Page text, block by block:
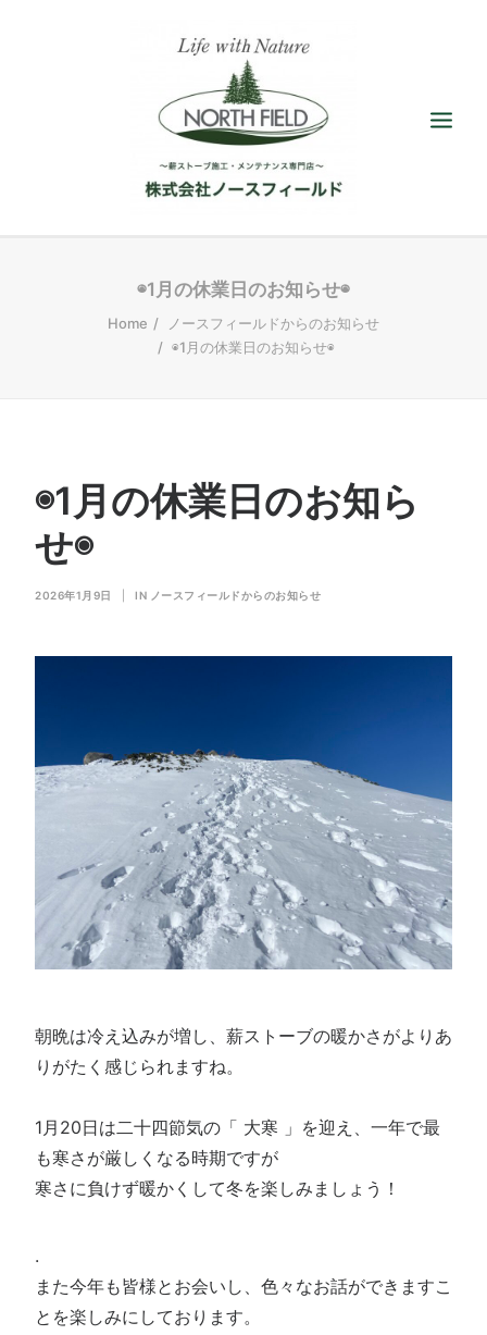
取扱い薪ストーブ
会社概要
お問い合わせ
◉1月の休業日のお知らせ◉
Home
ノースフィールドからのお知らせ
◉1月の休業日のお知らせ◉
◉1月の休業日のお知ら
せ◉
2026年1月9日 IN ノースフィールドからのお知らせ
朝晩は冷え込みが増し、薪ストーブの暖かさがよりあ
りがたく感じられますね。
1月20日は二十四節気の「 大寒 」を迎え、一年で最
も寒さが厳しくなる時期ですが
寒さに負けず暖かくして冬を楽しみましょう！
.
また今年も皆様とお会いし、色々なお話ができますこ
とを楽しみにしております。